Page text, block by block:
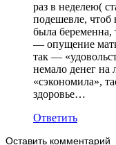
раз в неделею(
подешевле, чтоб
была беременна,
— опущение
так —
немало денег на
«сэкономила»,
здоровье…
Ответить
Оставить комментарий